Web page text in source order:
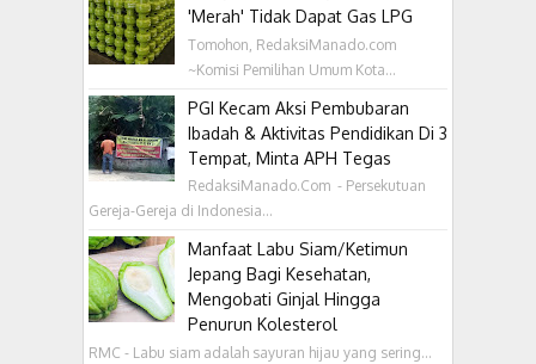
'Merah' Tidak Dapat Gas LPG
Tomohon, RedaksiManado.com
~Komisi Pemilihan Umum Kota...
PGI Kecam Aksi Pembubaran
Ibadah & Aktivitas Pendidikan Di 3
Tempat, Minta APH Tegas
RedaksiManado.Com - Persekutuan
Gereja-Gereja di Indonesia...
Manfaat Labu Siam/Ketimun
Jepang Bagi Kesehatan,
Mengobati Ginjal Hingga
Penurun Kolesterol
RMC - Labu siam adalah sayuran hijau yang sering...